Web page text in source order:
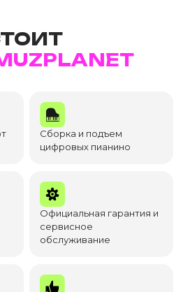
Сборка и подъем
цифровых пианино
Официальная гарантия и
сервисное
обслуживание